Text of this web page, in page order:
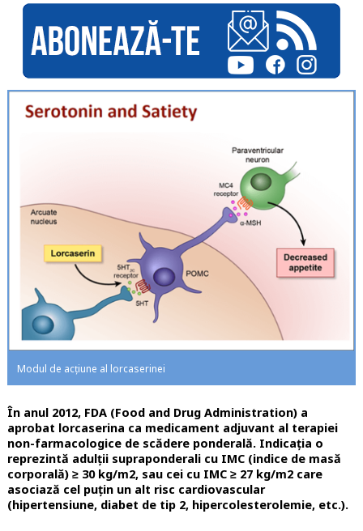
Modul de acțiune al lorcaserinei
În anul 2012, FDA (Food and Drug Administration) a
aprobat lorcaserina ca medicament adjuvant al terapiei
non-farmacologice de scădere ponderală. Indicația o
reprezintă adulții supraponderali cu IMC (indice de masă
corporală) ≥ 30 kg/m2, sau cei cu IMC ≥ 27 kg/m2 care
asociază cel puțin un alt risc cardiovascular
(hipertensiune, diabet de tip 2, hipercolesterolemie, etc.).